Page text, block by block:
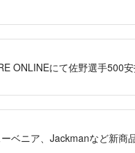
ONLINEにて佐野選手500
ベニア、Jackmanなど新商